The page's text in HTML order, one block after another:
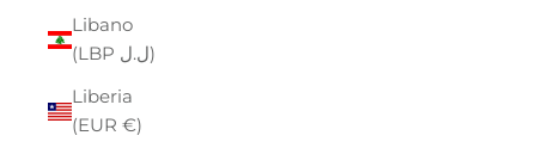
Libano
(LBP ل.ل)
Liberia
(EUR €)